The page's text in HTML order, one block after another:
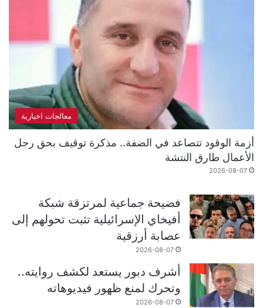
معالجات اخبارية
أزمة الوقود تتصاعد في الضفة.. مذكرة توقيف بحق رجل
الأعمال طارق النتشة
2026-08-07
فضيحة جماعية لمرتزقة شبكة
أفيخاي الإسرائيلية تثبت تحولهم إلى
عصابة أرزقية
2026-08-07
أشرف دبور يستعد لكشف روايته..
وتحرك لمنع ظهور فيديوهاته
2026-08-07